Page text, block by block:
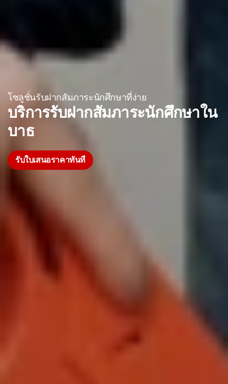
โซลูชั่นรับฝากสัมภาระนักศึกษาที่ง่าย
บริการรับฝากสัมภาระนักศึกษาใน
บาธ
รับใบเสนอราคาทันที